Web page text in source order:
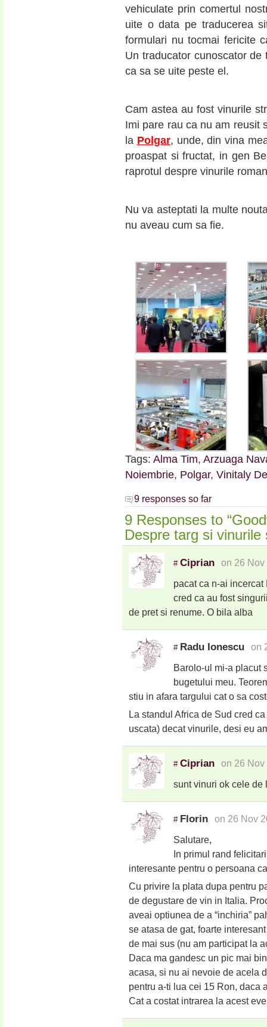
vehiculate prin comertul
uite o data pe traducerea
formulari nu tocmai fericite
Un traducator cunoscator
ca sa se uite peste el.
Cam astea au fost vinurile
Imi pare rau ca nu am reusit
la Polgar, unde, din vina
proaspat si fructat, in gen
raprotul despre vinurile
Nu va asteptati la multe
nu aveau cum sa fie.
Tags: Alma Tim, Arzuaga
Noiembrie, Polgar, Vinitaly
9 responses so far
9 Responses to
Despre targ si vinurile
# Ciprian on 26 Nov
pacat ca n-ai
cred ca au fost
de pret si renume. O bila alba
# Radu Ionescu on
Barolo-ul mi-a placut
bugetului meu.
stiu in afara targului cat o sa
La standul Africa de Sud cred
uscata) decat vinurile, desi eu
# Ciprian on 26 Nov
sunt vinuri ok cele de
# Florin on 26 Nov
Salutare,
In primul rand
interesante pentru o persoana
Cu privire la plata dupa pentru
de degustare de vin in Italia.
aveai optiunea de a “inchiria”
se atasa de gat, foarte
de mai sus (nu am participat la
Daca ma gandesc un pic mai
acasa, si nu ai nevoie de acela
pentru a-ti lua cei 15 Ron, daca
Cat a costat intrarea la acest